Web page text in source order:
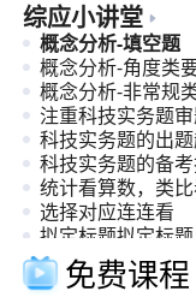
综应小讲堂
概念分析-填空题
概念分析-角度类
概念分析-非常规
注重科技实务题
科技实务题的出
科技实务题的备
统计看算数，类
选择对应连连看
拟定标题拟定标题
双管齐下，攻克“
免费课程